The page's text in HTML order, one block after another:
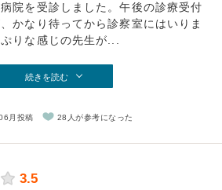
院を受診しました。午後の診療受付
かなり待ってから診察室にはいりま
りな感じの先生が...
続きを読む
月投稿 28人が参考になった
3.5